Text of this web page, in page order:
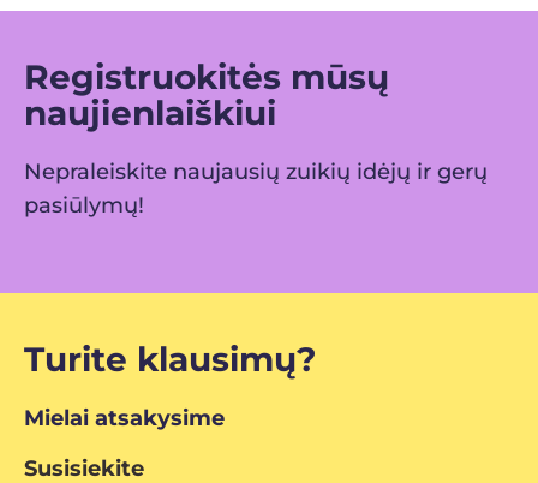
Registruokitės mūsų
naujienlaiškiui
Nepraleiskite naujausių zuikių idėjų ir gerų
pasiūlymų!
Turite klausimų?
Mielai atsakysime
Susisiekite